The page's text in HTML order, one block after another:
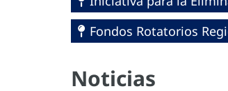
Fondos Rotatorios
Noticias